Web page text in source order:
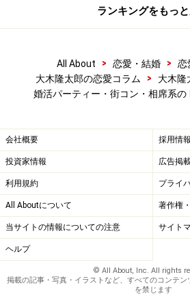
ドックスな「1対1形式」、合コン
コン形式」がメインですが、今で
したパーティ（趣味コン）が開催
た。たとえば、バスツアーやスポ
はパーティのコンテンツで差別
す。
一方で、婚活パーティや恋活パー
催件数が増加するにつれて、参加
の維持、開催数が増えることで会
た「質の担保」が難しくなってき
度が下がる傾向も見られています。
ランキングをもっ
All About > 恋愛・結婚 > 恋
大木隆太郎の恋愛コラム
> 大木隆
婚活パーティー・街コン・相席系の
会社概要 採用情報
投資家情報 広告掲
利用規約 プライ
All Aboutについて 著作権
当サイトの情報についての注意 サイト
ヘルプ
© All About, Inc. All rights
掲載の記事・写真・イラストなど、すべてのコンテ
を禁じます